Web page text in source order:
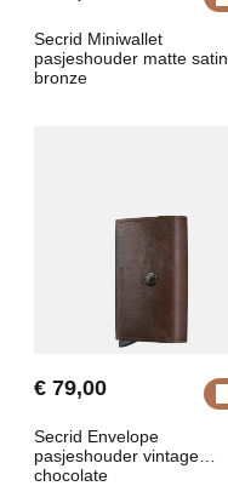
Secrid Miniwallet
pasjeshouder matte satin
bronze
€ 79,00
Secrid Envelope
pasjeshouder vintage
chocolate